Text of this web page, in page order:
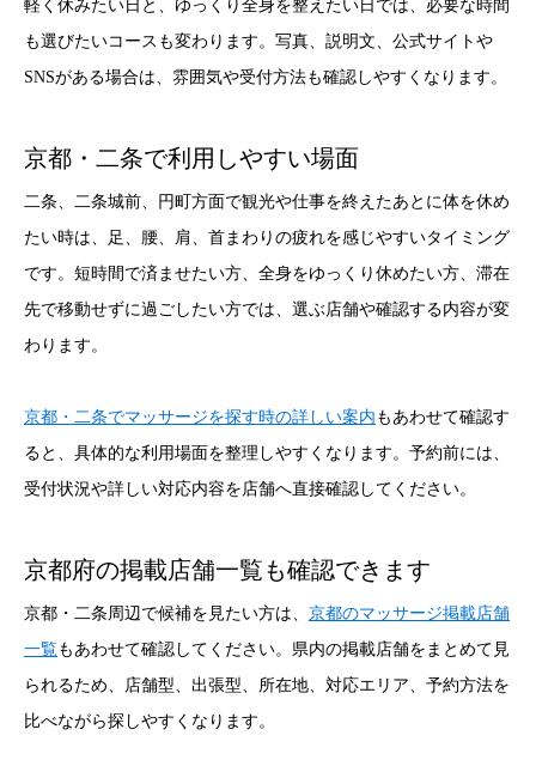
軽く休みたい日と、ゆっくり全身を整えたい日では、必要な時間
も選びたいコースも変わります。写真、説明文、公式サイトや
SNSがある場合は、雰囲気や受付方法も確認しやすくなります。
京都・二条で利用しやすい場面
二条、二条城前、円町方面で観光や仕事を終えたあとに体を休め
たい時は、足、腰、肩、首まわりの疲れを感じやすいタイミング
です。短時間で済ませたい方、全身をゆっくり休めたい方、滞在
先で移動せずに過ごしたい方では、選ぶ店舗や確認する内容が変
わります。
京都・二条でマッサージを探す時の詳しい案内 もあわせて確認す
ると、具体的な利用場面を整理しやすくなります。予約前には、
受付状況や詳しい対応内容を店舗へ直接確認してください。
京都府の掲載店舗一覧も確認できます
京都・二条周辺で候補を見たい方は、 京都のマッサージ掲載店舗
一覧もあわせて確認してください。県内の掲載店舗をまとめて見
られるため、店舗型、出張型、所在地、対応エリア、予約方法を
比べながら探しやすくなります。